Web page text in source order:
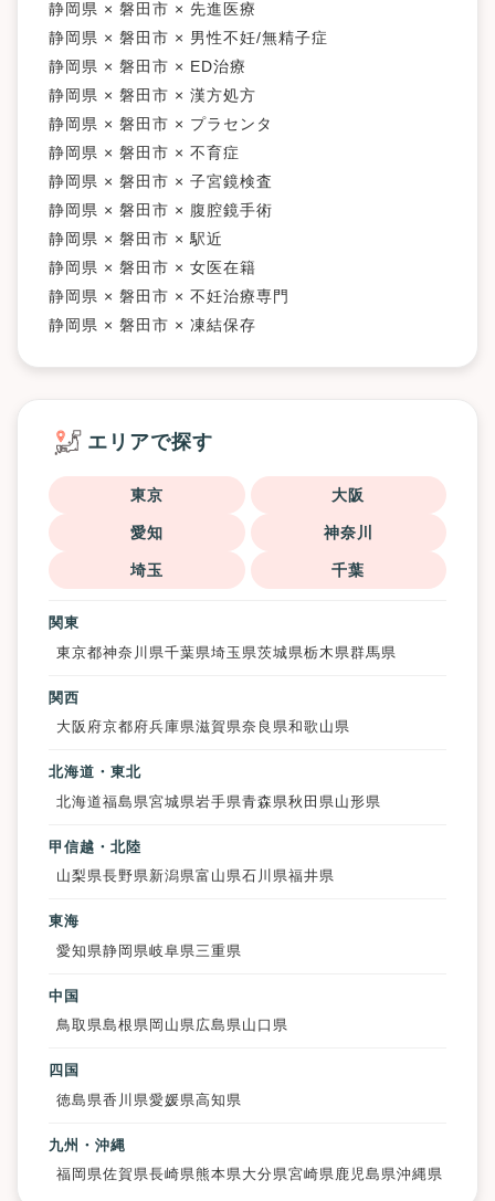
静岡県 × 磐田市 × 先進医療
静岡県 × 磐田市 × 男性不妊/無精子症
静岡県 × 磐田市 × ED治療
静岡県 × 磐田市 × 漢方処方
静岡県 × 磐田市 × プラセンタ
静岡県 × 磐田市 × 不育症
静岡県 × 磐田市 × 子宮鏡検査
静岡県 × 磐田市 × 腹腔鏡手術
静岡県 × 磐田市 × 駅近
静岡県 × 磐田市 × 女医在籍
静岡県 × 磐田市 × 不妊治療専門
静岡県 × 磐田市 × 凍結保存
エリアで探す
東京 大阪
愛知 神奈川
埼玉 千葉
関東
東京都神奈川県千葉県埼玉県茨城県栃木県群馬県
関西
大阪府京都府兵庫県滋賀県奈良県和歌山県
北海道・東北
北海道福島県宮城県岩手県青森県秋田県 山形県
甲信越・北陸
山梨県長野県新潟県富山県石川県福井県
東海
愛知県静岡県岐阜県 三重県
中国
鳥取県島根県 岡山県広島県山口県
四国
徳島県香川県愛媛県高知県
九州・沖縄
福岡県佐賀県長崎県熊本県大分県宮崎県鹿児島県沖縄県